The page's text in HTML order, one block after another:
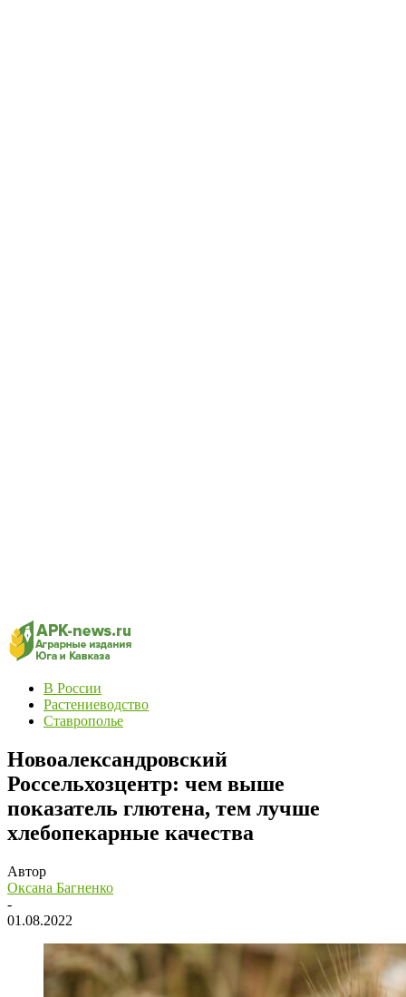
В России
Растениеводство
Ставрополье
Новоалександровский
Россельхозцентр: чем выше
показатель глютена, тем лучше
хлебопекарные качества
Автор
Оксана Багненко
-
01.08.2022